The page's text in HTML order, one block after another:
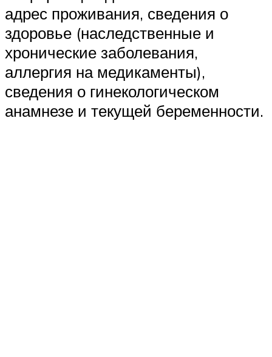
адрес проживания, сведения о
здоровье (наследственные и
хронические заболевания,
аллергия на медикаменты),
сведения о гинекологическом
анамнезе и текущей беременности.​